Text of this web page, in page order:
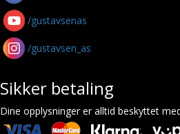
/gustavsenas
/gustavsen_as
Sikker betaling
Dine opplysninger er alltid beskyttet